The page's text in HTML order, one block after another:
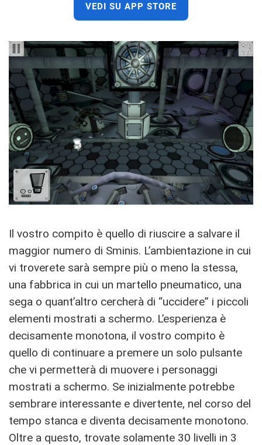
VEDI SU APP STORE
Il vostro compito è quello di riuscire a salvare il
maggior numero di Sminis. L’ambientazione in cui
vi troverete sarà sempre più o meno la stessa,
una fabbrica in cui un martello pneumatico, una
sega o quant’altro cercherà di “uccidere” i piccoli
elementi mostrati a schermo. L’esperienza è
decisamente monotona, il vostro compito è
quello di continuare a premere un solo pulsante
che vi permetterà di muovere i personaggi
mostrati a schermo. Se inizialmente potrebbe
sembrare interessante e divertente, nel corso del
tempo stanca e diventa decisamente monotono.
Oltre a questo, trovate solamente 30 livelli in 3